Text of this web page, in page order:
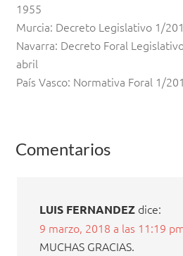
1955
Murcia: Decreto Legislativo 1/
Navarra: Decreto Foral
abril
País Vasco: Normativa Foral 1/
Comentarios
LUIS FERNANDEZ dice:
9 marzo, 2018 a las 11:19
MUCHAS GRACIAS.